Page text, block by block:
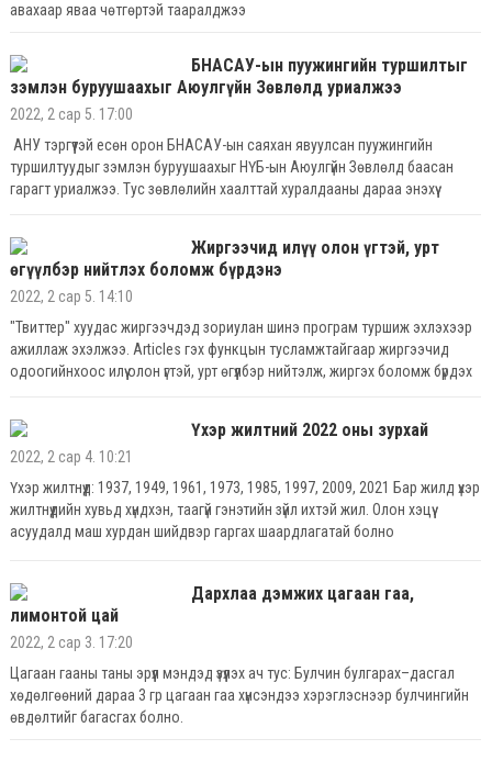
авахаар яваа чөтгөртэй тааралджээ
БНАСАУ-ын пуужингийн туршилтыг
зэмлэн буруушаахыг Аюулгүйн Зөвлөлд уриалжээ
2022, 2 сар 5. 17:00
АНУ тэргүүтэй есөн орон БНАСАУ-ын саяхан явуулсан пуужингийн
туршилтуудыг зэмлэн буруушаахыг НҮБ-ын Аюулгүйн Зөвлөлд баасан
гарагт уриалжээ. Тус зөвлөлийн хаалттай хуралдааны дараа энэхүү
байгаатай холбогдуулан хариу арга хэмжээ авахыг сүүлийн хоёр долоо
хоногийн хугацаанд хоёр дахь удаагаа уриалж буй нь энэ юм
Жиргээчид илүү олон үгтэй, урт
өгүүлбэр нийтлэх боломж бүрдэнэ
2022, 2 сар 5. 14:10
"Твиттер" хуудас жиргээчдэд зориулан шинэ програм туршиж эхлэхээр
ажиллаж эхэлжээ. Articles гэх функцын тусламжтайгаар жиргээчид
одоогийнхоос илүү олон үгтэй, урт өгүүлбэр нийтэлж, жиргэх боломж бүрдэх
Үхэр жилтний 2022 оны зурхай
2022, 2 сар 4. 10:21
Үхэр жилтнүүд: 1937, 1949, 1961, 1973, 1985, 1997, 2009, 2021 Бар жилд үхэр
жилтнүүдийн хувьд хүндхэн, таагүй гэнэтийн зүйл ихтэй жил. Олон хэцүү
асуудалд маш хурдан шийдвэр гаргах шаардлагатай болно
Дархлаа дэмжих цагаан гаа,
лимонтой цай
2022, 2 сар 3. 17:20
Цагаан гааны таны эрүүл мэндэд үзүүлэх ач тус: Булчин булгарах–дасгал
хөдөлгөөний дараа 3 гр цагаан гаа хүнсэндээ хэрэглэснээр булчингийн
өвдөлтийг багасгах болно.